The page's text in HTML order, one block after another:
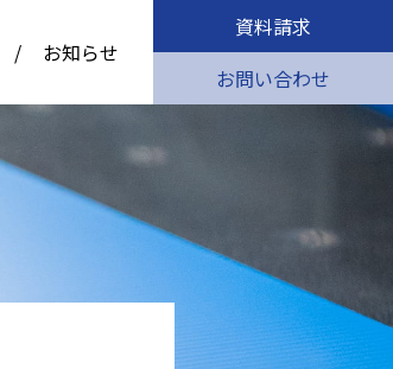
/ お知らせ
資料請求
お問い合わせ